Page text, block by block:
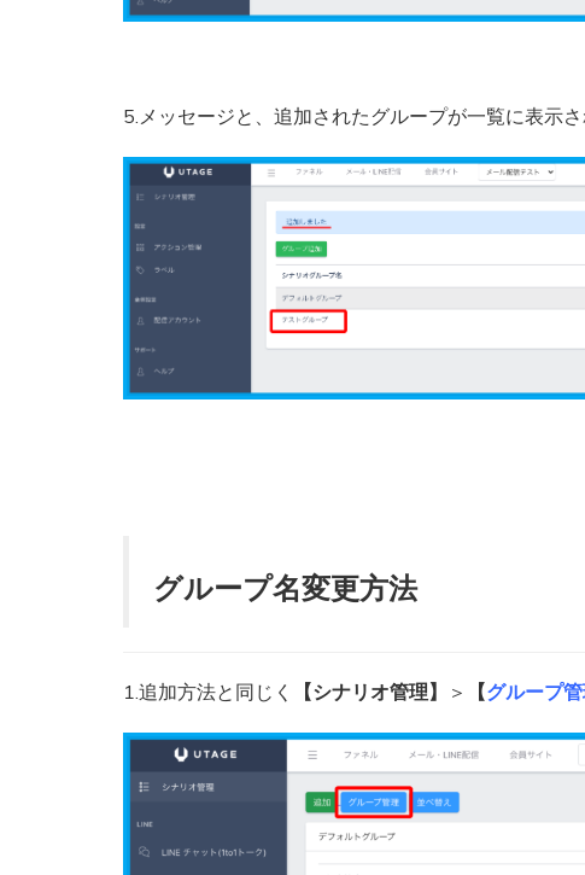
5.メッセージと、追加されたグループが一覧に表示さ
グループ名変更方法
1.追加方法と同じく 【シナリオ管理】 ＞ 【グループ